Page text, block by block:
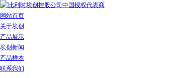
网站首页
关于埃创
产品展示
埃创新闻
产品样本
联系我们